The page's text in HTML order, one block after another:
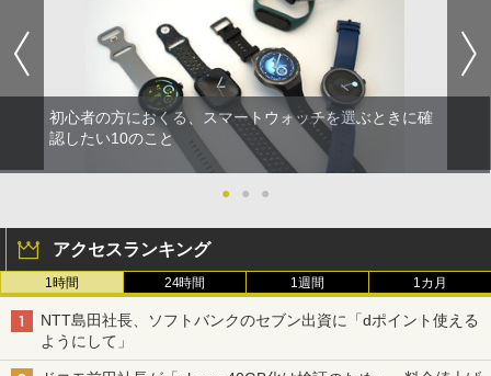
初心者の方におくる、スマートウォッチを選ぶときに確
認したい10のこと
● ● ●
アクセスランキング
1時間 24時間 1週間 1カ月
NTT島田社長、ソフトバンクのセブン出資に「dポイント使える
ようにして」